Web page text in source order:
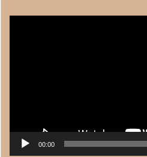
00:00